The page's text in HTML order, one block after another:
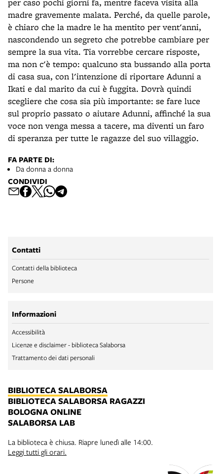
per caso pochi giorni fa, mentre faceva visita alla
madre gravemente malata. Perché, da quelle parole,
è chiaro che la madre le ha mentito per vent'anni,
nascondendo un segreto che potrebbe cambiare per
sempre la sua vita. Tia vorrebbe cercare risposte,
ma non c'è tempo: qualcuno sta bussando alla porta
di casa sua, con l'intenzione di riportare Adunni a
Ikati e dal marito da cui è fuggita. Dovrà quindi
scegliere che cosa sia più importante: se fare luce
sul proprio passato o aiutare Adunni, affinché la sua
voce non venga messa a tacere, ma diventi un faro
di speranza per tutte le ragazze del suo villaggio.
FA PARTE DI:
Da donna a donna
CONDIVIDI
Contatti
Contatti della biblioteca
Persone
Informazioni
Accessibilità
Licenze e disclaimer - biblioteca Salaborsa
Trattamento dei dati personali
BIBLIOTECA SALABORSA
BIBLIOTECA SALABORSA RAGAZZI
BOLOGNA ONLINE
SALABORSA LAB
La biblioteca è chiusa. Riapre lunedì alle 14:00.
Leggi tutti gli orari.